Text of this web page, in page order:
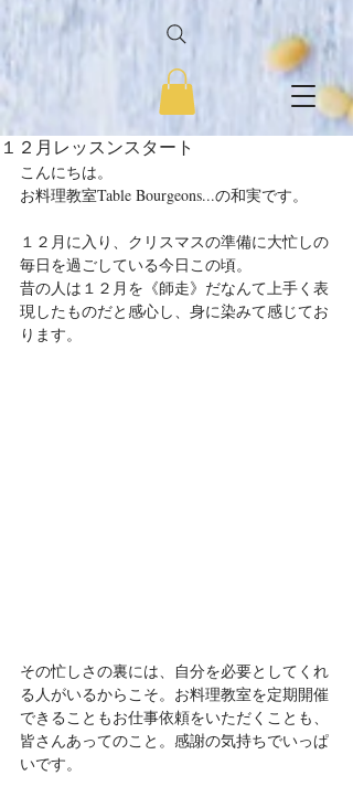
１２月レッスンスタート
こんにちは。
お料理教室Table Bourgeons...の和実です。
１２月に入り、クリスマスの準備に大忙しの
毎日を過ごしている今日この頃。
昔の人は１２月を《師走》だなんて上手く表
現したものだと感心し、身に染みて感じてお
ります。
その忙しさの裏には、自分を必要としてくれ
る人がいるからこそ。お料理教室を定期開催
できることもお仕事依頼をいただくことも、
皆さんあってのこと。感謝の気持ちでいっぱ
いです。